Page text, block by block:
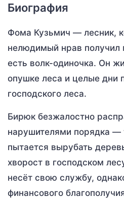
Биография
Фома Кузьмич — лесник,
нелюдимый нрав получил
есть волк-одиночка. Он
опушке леса и целые дни
господского леса.
Бирюк безжалостно
нарушителями порядка —
пытается вырубать
хворост в господском
несёт свою службу,
финансового